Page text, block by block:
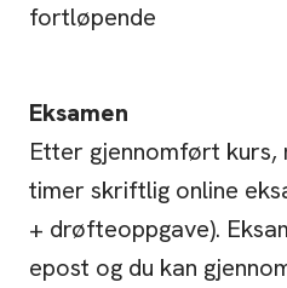
fortløpende
Eksamen
Etter gjennomført kurs,
timer skriftlig online
+ drøfteoppgave).
epost og du kan